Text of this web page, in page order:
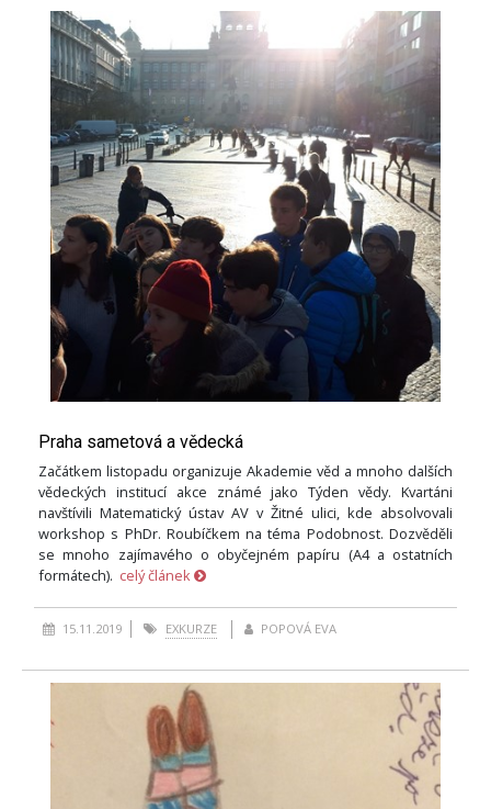
Praha sametová a vědecká
Začátkem listopadu organizuje Akademie věd a mnoho dalších
vědeckých institucí akce známé jako Týden vědy. Kvartáni
navštívili Matematický ústav AV v Žitné ulici, kde absolvovali
workshop s PhDr. Roubíčkem na téma Podobnost. Dozvěděli
se mnoho zajímavého o obyčejném papíru (A4 a ostatních
formátech). celý článek
15.11.2019 EXKURZE POPOVÁ EVA